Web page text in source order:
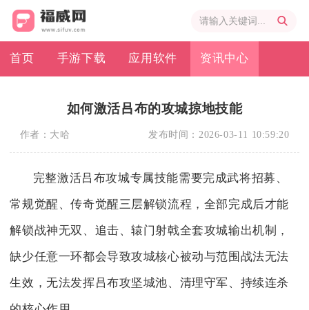
首页 手游下载 应用软件 资讯中心
如何激活吕布的攻城掠地技能
作者： 大哈 发布时间： 2026-03-11 10:59:20
完整激活吕布攻城专属技能需要完成武将招募、
常规觉醒、传奇觉醒三层解锁流程，全部完成后才能
解锁战神无双、追击、辕门射戟全套攻城输出机制，
缺少任意一环都会导致攻城核心被动与范围战法无法
生效，无法发挥吕布攻坚城池、清理守军、持续连杀